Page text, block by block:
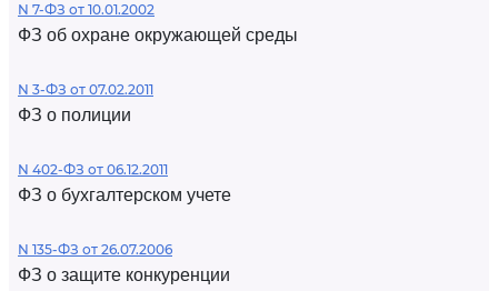
N 7-ФЗ от 10.01.2002
ФЗ об охране окружающей среды
N 3-ФЗ от 07.02.2011
ФЗ о полиции
N 402-ФЗ от 06.12.2011
ФЗ о бухгалтерском учете
N 135-ФЗ от 26.07.2006
ФЗ о защите конкуренции